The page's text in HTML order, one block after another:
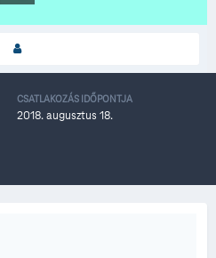
CSATLAKOZÁS IDŐPONTJA
2018. augusztus 18.